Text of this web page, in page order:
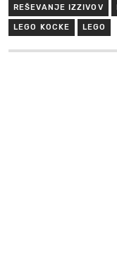
REŠEVANJE IZZIVOV
LEGO KOCKE LEGO